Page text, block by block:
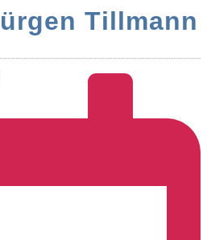
Tillmann